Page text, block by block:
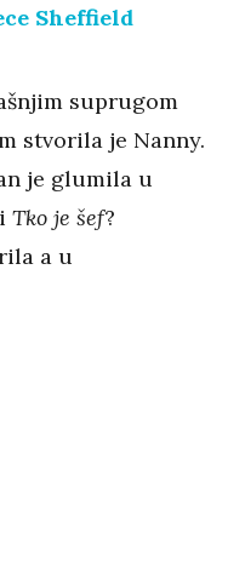
Sheffield
suprugom
stvorila je Nanny.
je glumila u
i Tko je šef?
a u